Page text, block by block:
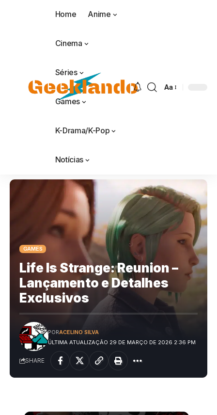
Home Anime
Cinema
Séries
Games
K-Drama/K-Pop
Notícias
Aa
GAMES
Life Is Strange: Reunion –
Lançamento e Detalhes
Exclusivos
ÚLTIMA ATUALIZAÇÃO 29 DE MARÇO DE 2026 2:36 PM
PORACELINO SILVA
SHARE